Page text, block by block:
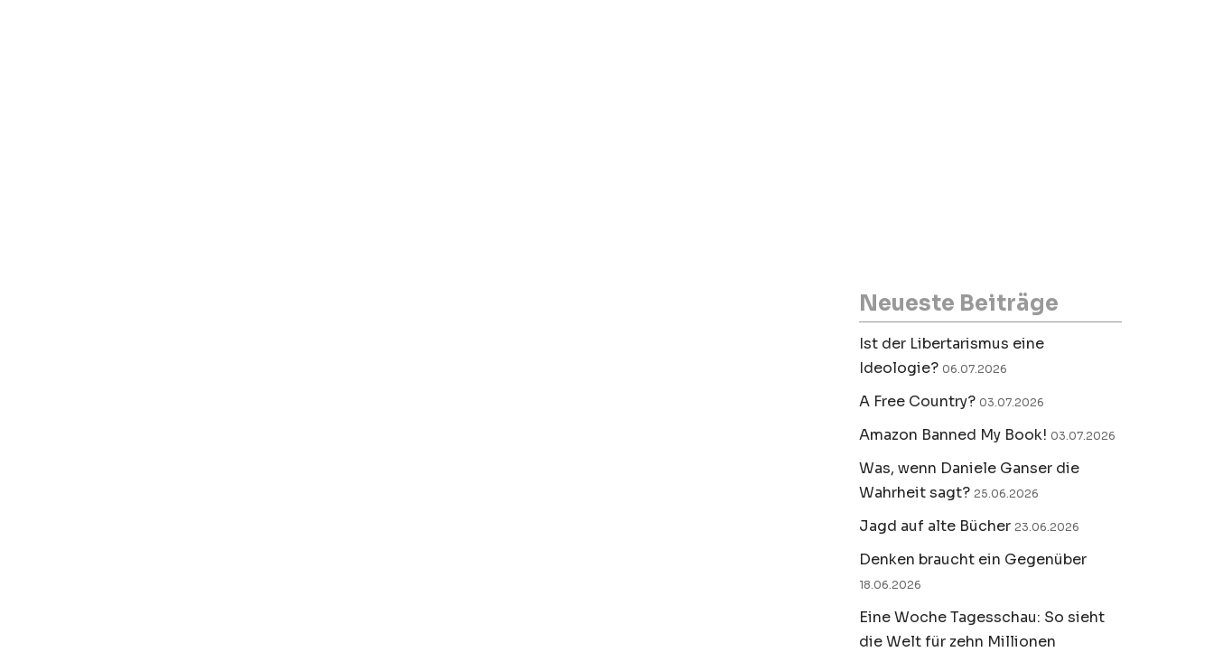
Neueste Beiträge
Ist der Libertarismus eine
Ideologie? 06.07.2026
A Free Country? 03.07.2026
Amazon Banned My Book! 03.07.2026
Was, wenn Daniele Ganser die
Wahrheit sagt? 25.06.2026
Jagd auf alte Bücher 23.06.2026
Denken braucht ein Gegenüber
18.06.2026
Eine Woche Tagesschau: So sieht
die Welt für zehn Millionen